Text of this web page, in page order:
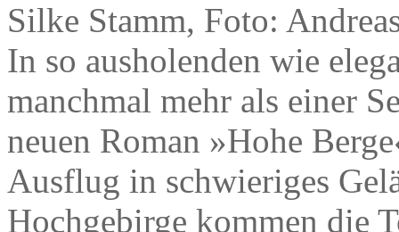
Silke Stamm, Foto:
In so ausholenden wie
manchmal mehr als einer
neuen Roman »Hohe
Ausflug in schwieriges
Hochgebirge kommen die